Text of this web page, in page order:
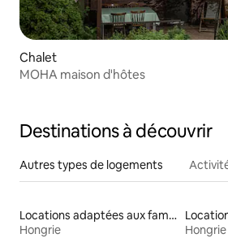
Chalet
MOHA maison d'hôtes
Destinations à découvrir
Autres types de logements
Locations adaptées aux familles
Hongrie
Hongrie